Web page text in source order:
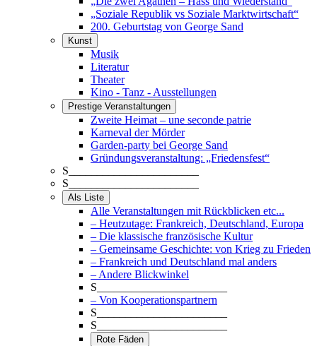
„Soziale Republik vs Soziale Marktwirtschaft“
200. Geburtstag von George Sand
Kunst
Musik
Literatur
Theater
Kino - Tanz - Ausstellungen
Prestige Veranstaltungen
Zweite Heimat – une seconde patrie
Karneval der Mörder
Garden-party bei George Sand
Gründungsveranstaltung: „Friedensfest“
S_______________________
S_______________________
Als Liste
Alle Veranstaltungen mit Rückblicken etc...
– Heutzutage: Frankreich, Deutschland, Europa
– Die klassische französische Kultur
– Gemeinsame Geschichte: von Krieg zu Frieden
– Frankreich und Deutschland mal anders
– Andere Blickwinkel
S_______________________
– Von Kooperationspartnern
S_______________________
S_______________________
Rote Fäden